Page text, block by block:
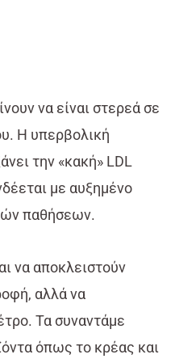
να είναι στερεά σε
Η υπερβολική
την «κακή» LDL
με αυξημένο
παθήσεων.
να αποκλειστούν
αλλά να
Τα συναντάμε
όπως το κρέας και